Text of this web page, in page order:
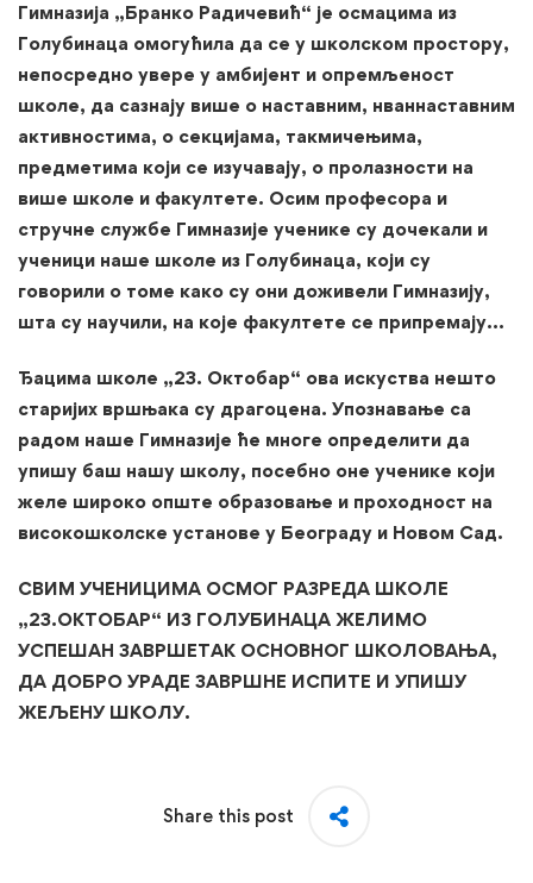
Гимназија „Бранко Радичевић“ је осмацима из
Голубинаца омогућила да се у школском простору,
непосредно увере у амбијент и опремљеност
школе, да сазнају више о наставним, нваннаставним
активностима, о секцијама, такмичењима,
предметима који се изучавају, о пролазности на
више школе и факултете. Осим професора и
стручне службе Гимназије ученике су дочекали и
ученици наше школе из Голубинаца, који су
говорили о томе како су они доживели Гимназију,
шта су научили, на које факултете се припремају…
Ђацима школе „23. Октобар“ ова искуства нешто
стaријих вршњака су драгоцена. Упознавање са
радом наше Гимназије ће многе определити да
упишу баш нашу школу, посебно оне ученике који
желе широко опште образовање и проходност на
високошколске установе у Београду и Новом Сад.
СВИМ УЧЕНИЦИМА ОСМОГ РАЗРЕДА ШКОЛЕ
„23.ОКТОБАР“ ИЗ ГОЛУБИНАЦА ЖЕЛИМО
УСПЕШАН ЗАВРШЕТАК ОСНОВНОГ ШКОЛОВАЊА,
ДА ДОБРО УРАДЕ ЗАВРШНЕ ИСПИТЕ И УПИШУ
ЖЕЉЕНУ ШКОЛУ.
Share this post